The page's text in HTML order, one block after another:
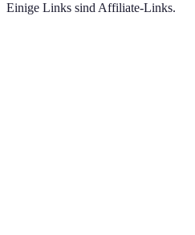
Einige Links sind Affiliate-Links.